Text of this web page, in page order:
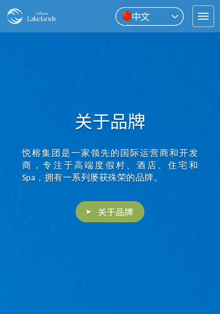
中文
English
关于品牌
悦榕集团是一家领先的国际运营商和开发
商，专注于高端度假村、酒店、住宅和
Spa，拥有一系列屡获殊荣的品牌。
关于品牌